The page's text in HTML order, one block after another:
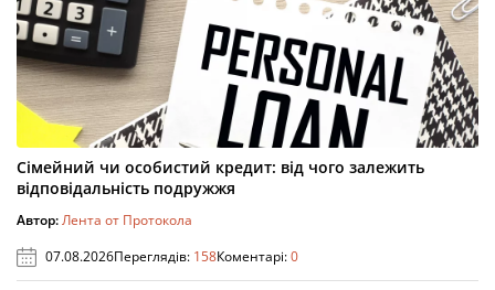
Сімейний чи особистий кредит: від чого залежить
відповідальність подружжя
Автор:Лента от Протокола
07.08.2026Переглядів: 158Коментарі:0